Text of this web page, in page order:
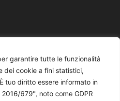
garantire tutte le funzionalità
dei cookie a fini statistici,
tuo diritto essere informato in
679", noto come GDPR